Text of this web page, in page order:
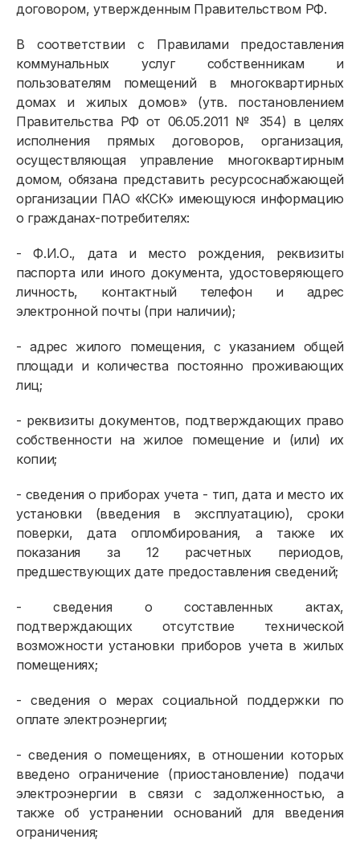
договором, утвержденным Правительством РФ.
В соответствии с Правилами предоставления
коммунальных услуг собственникам и
пользователям помещений в многоквартирных
домах и жилых домов» (утв. постановлением
Правительства РФ от 06.05.2011 № 354) в целях
исполнения прямых договоров, организация,
осуществляющая управление многоквартирным
домом, обязана представить ресурсоснабжающей
организации ПАО «КСК» имеющуюся информацию
о гражданах-потребителях:
- Ф.И.О., дата и место рождения, реквизиты
паспорта или иного документа, удостоверяющего
личность, контактный телефон и адрес
электронной почты (при наличии);
- адрес жилого помещения, с указанием общей
площади и количества постоянно проживающих
лиц;
- реквизиты документов, подтверждающих право
собственности на жилое помещение и (или) их
копии;
- сведения о приборах учета - тип, дата и место их
установки (введения в эксплуатацию), сроки
поверки, дата опломбирования, а также их
показания за 12 расчетных периодов,
предшествующих дате предоставления сведений;
- сведения о составленных актах,
подтверждающих отсутствие технической
возможности установки приборов учета в жилых
помещениях;
- сведения о мерах социальной поддержки по
оплате электроэнергии;
- сведения о помещениях, в отношении которых
введено ограничение (приостановление) подачи
электроэнергии в связи с задолженностью, а
также об устранении оснований для введения
ограничения;